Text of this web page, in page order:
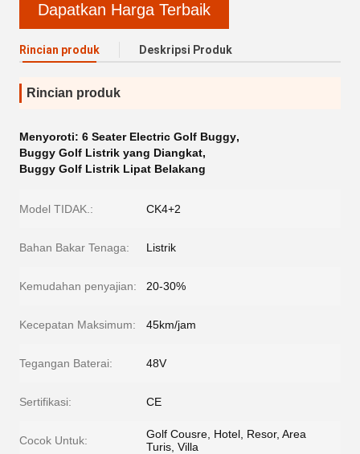
Dapatkan Harga Terbaik
Rincian produk Deskripsi Produk
Rincian produk
Menyoroti: 6 Seater Electric Golf Buggy,
Buggy Golf Listrik yang Diangkat,
Buggy Golf Listrik Lipat Belakang
Model TIDAK.: CK4+2
Bahan Bakar Tenaga: Listrik
Kemudahan penyajian: 20-30%
Kecepatan Maksimum: 45km/jam
Tegangan Baterai: 48V
Sertifikasi: CE
Cocok Untuk:
Golf Cousre, Hotel, Resor, Area
Turis, Villa